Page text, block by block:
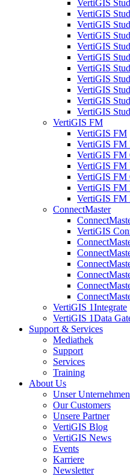
VertiGIS
VertiGIS
VertiGIS
VertiGIS
VertiGIS
VertiGIS
VertiGIS
VertiGIS
VertiGIS
VertiGIS
VertiGIS
VertiGIS FM
VertiGIS FM
VertiGIS FM
VertiGIS FM
VertiGIS FM
VertiGIS FM
VertiGIS FM
VertiGIS FM
ConnectMaster
VertiGIS
VertiGIS 1Integrate
VertiGIS 1Data
Support & Services
Mediathek
Support
Services
Training
About Us
Unser Unternehmen
Our Customers
Unsere Partner
VertiGIS Blog
VertiGIS News
Events
Karriere
Newsletter